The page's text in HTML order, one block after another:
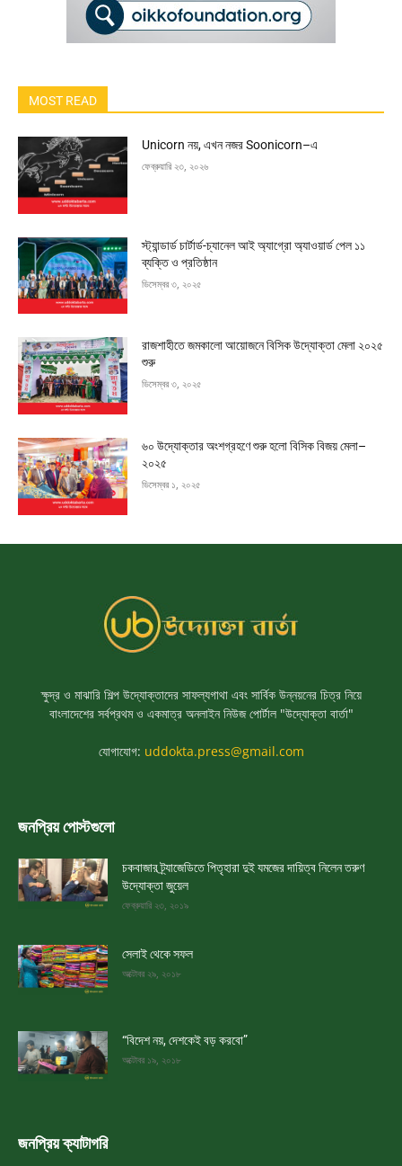
MOST READ
Unicorn নয়, এখন নজর Soonicorn–এ
ফেব্রুয়ারি ২৩, ২০২৬
স্ট্যান্ডার্ড চার্টার্ড-চ্যানেল আই অ্যাগ্রো অ্যাওয়ার্ড পেল ১১
ব্যক্তি ও প্রতিষ্ঠান
ডিসেম্বর ৩, ২০২৫
রাজশাহীতে জমকালো আয়োজনে বিসিক উদ্যোক্তা মেলা ২০২৫
শুরু
ডিসেম্বর ৩, ২০২৫
৬০ উদ্যোক্তার অংশগ্রহণে শুরু হলো বিসিক বিজয় মেলা–
২০২৫
ডিসেম্বর ১, ২০২৫
ক্ষুদ্র ও মাঝারি শিল্প উদ্যোক্তাদের সাফল্যগাথা এবং সার্বিক উন্নয়নের চিত্র নিয়ে
বাংলাদেশের সর্বপ্রথম ও একমাত্র অনলাইন নিউজ পোর্টাল "উদ্যোক্তা বার্তা"
যোগাযোগ: uddokta.press@gmail.com
জনপ্রিয় পোস্টগুলো
চকবাজার ট্র্যাজেডিতে পিতৃহারা দুই যমজের দায়িত্ব নিলেন তরুণ
উদ্যোক্তা জুয়েল
ফেব্রুয়ারি ২৩, ২০১৯
সেলাই থেকে সফল
অক্টোবর ২৯, ২০১৮
“বিদেশ নয়, দেশকেই বড় করবো”
অক্টোবর ১৯, ২০১৮
জনপ্রিয় ক্যাটাগরি